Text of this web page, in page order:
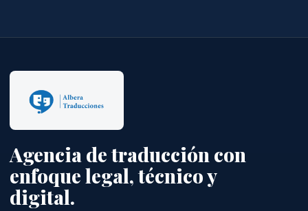
Agencia de traducción con
enfoque legal, técnico y
digital.